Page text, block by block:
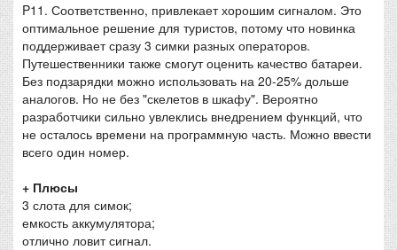
P11. Соответственно, привлекает хорошим сигналом. Это
оптимальное решение для туристов, потому что новинка
поддерживает сразу 3 симки разных операторов.
Путешественники также смогут оценить качество батареи.
Без подзарядки можно использовать на 20-25% дольше
аналогов. Но не без "скелетов в шкафу". Вероятно
разработчики сильно увлеклись внедрением функций, что
не осталось времени на программную часть. Можно ввести
всего один номер.
+ Плюсы
3 слота для симок;
емкость аккумулятора;
отлично ловит сигнал.